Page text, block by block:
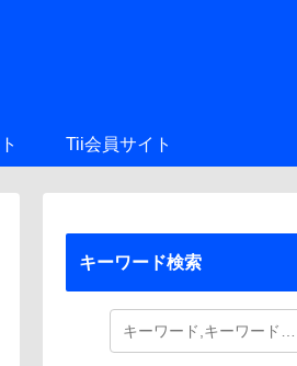
Tii会員サイト
キーワード検索